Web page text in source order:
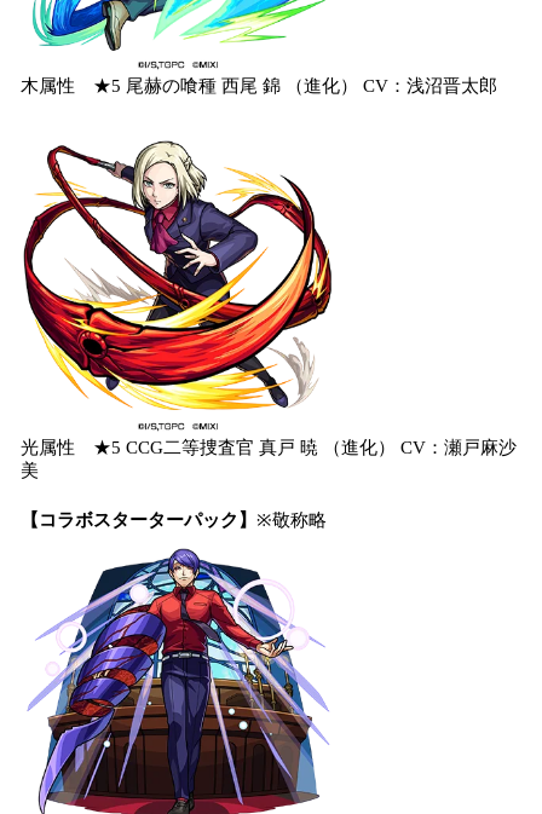
木属性 ★5 尾赫の喰種 西尾 錦 （進化） CV：浅沼晋太郎
光属性 ★5 CCG二等捜査官 真戸 暁 （進化） CV：瀬戸麻沙
美
【コラボスターターパック】 ※敬称略